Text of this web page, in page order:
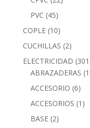
PVC (45)
COPLE (10)
CUCHILLAS (2)
ELECTRICIDAD
ABRAZADERAS
ACCESORIO (6)
ACCESORIOS (1)
BASE (2)